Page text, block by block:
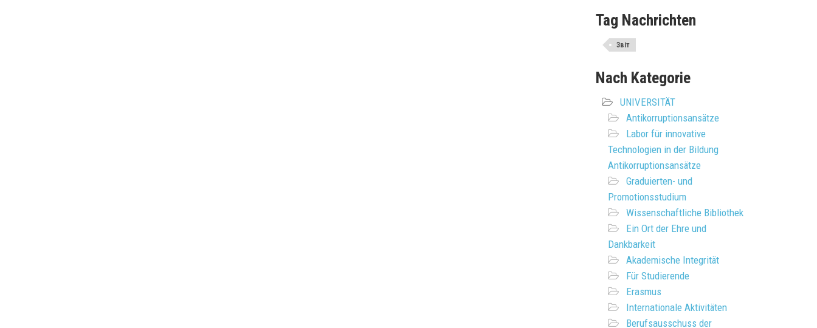
Tag Nachrichten
Звіт
Nach Kategorie
UNIVERSITÄT
Antikorruptionsansätze
Labor für innovative
Technologien in der Bildung
Antikorruptionsansätze
Graduierten- und
Promotionsstudium
Wissenschaftliche Bibliothek
Ein Ort der Ehre und
Dankbarkeit
Akademische Integrität
Für Studierende
Erasmus
Internationale Aktivitäten
Berufsausschuss der